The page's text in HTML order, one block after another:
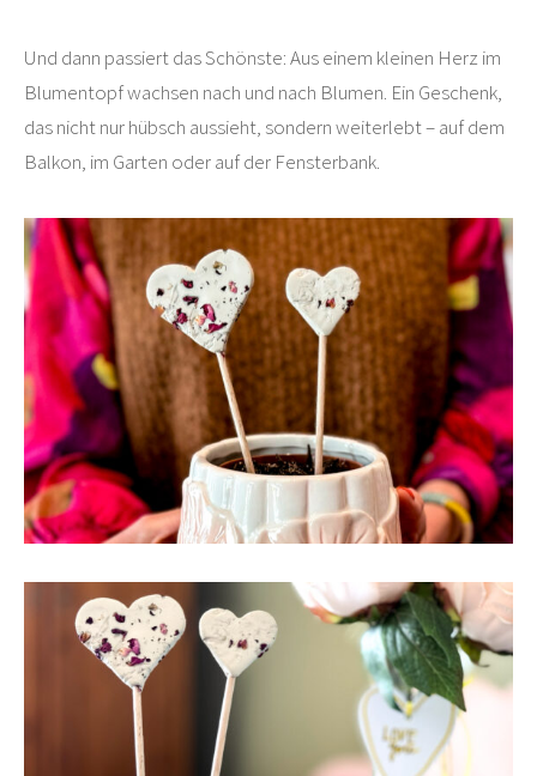
Und dann passiert das Schönste: Aus einem kleinen Herz im
Blumentopf wachsen nach und nach Blumen. Ein Geschenk,
das nicht nur hübsch aussieht, sondern weiterlebt – auf dem
Balkon, im Garten oder auf der Fensterbank.